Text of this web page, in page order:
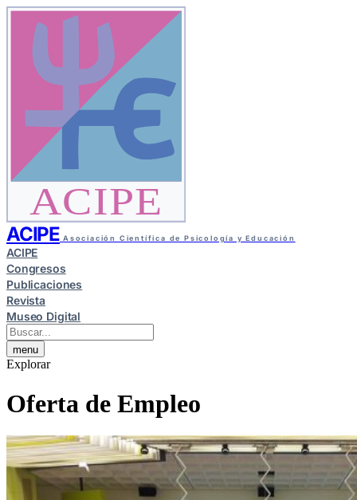
ACIPE
ACIPE Asociación Científica de Psicología y Educación
ACIPE
Congresos
Publicaciones
Revista
Museo Digital
menu
Explorar
Oferta de Empleo